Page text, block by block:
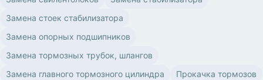
Замена стоек стабилизатора
Замена опорных подшипников
Замена тормозных трубок, шлангов
Замена главного тормозного цилиндра
Прокачка тормозов